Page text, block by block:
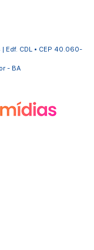
Edf. CDL • CEP 40.060-
- BA